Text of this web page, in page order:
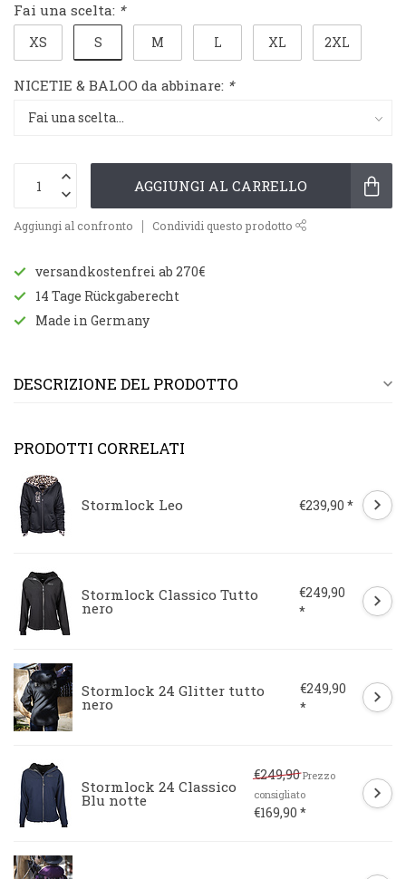
Fai una scelta: *
XS S M L XL 2XL
NICETIE & BALOO da abbinare: *
AGGIUNGI AL CARRELLO
Aggiungi al confronto Condividi questo prodotto
versandkostenfrei ab 270€
14 Tage Rückgaberecht
Made in Germany
DESCRIZIONE DEL PRODOTTO
PRODOTTI CORRELATI
Stormlock Leo €239,90 *
Stormlock Classico Tutto
nero
€249,90
*
Stormlock 24 Glitter tutto
nero
€249,90
*
Stormlock 24 Classico
Blu notte
€249,90 Prezzo
consigliato
€169,90 *